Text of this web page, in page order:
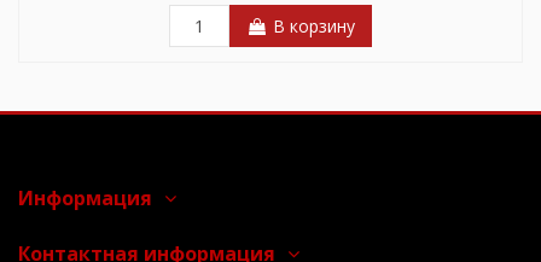
В корзину
Информация
Контактная информация